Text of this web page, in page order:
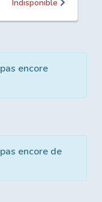
Indisponible
encore
encore de